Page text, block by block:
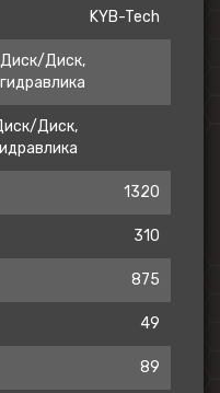
что позволяет
и уверенно
Простота в
выбором
подготовки.
стали
и защиту от
питбайку
Это позволяет
шума и улучшить
KYB-Tech
Диск/Диск,
гидравлика
Диск,
1320
310
875
49
89